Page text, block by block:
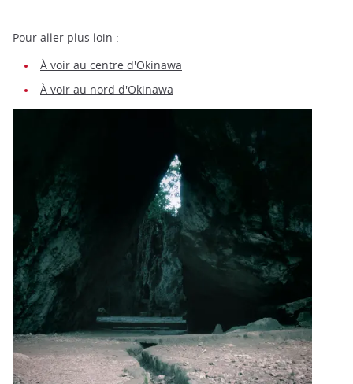
Pour aller plus loin :
À voir au centre d'Okinawa
À voir au nord d'Okinawa